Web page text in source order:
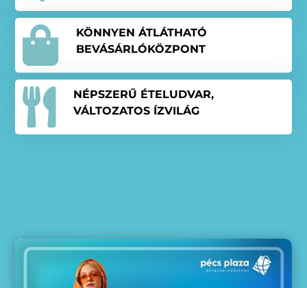

KÖNNYEN ÁTLÁTHATÓ
BEVÁSÁRLÓKÖZPONT

NÉPSZERŰ ÉTELUDVAR,
VÁLTOZATOS ÍZVILÁG